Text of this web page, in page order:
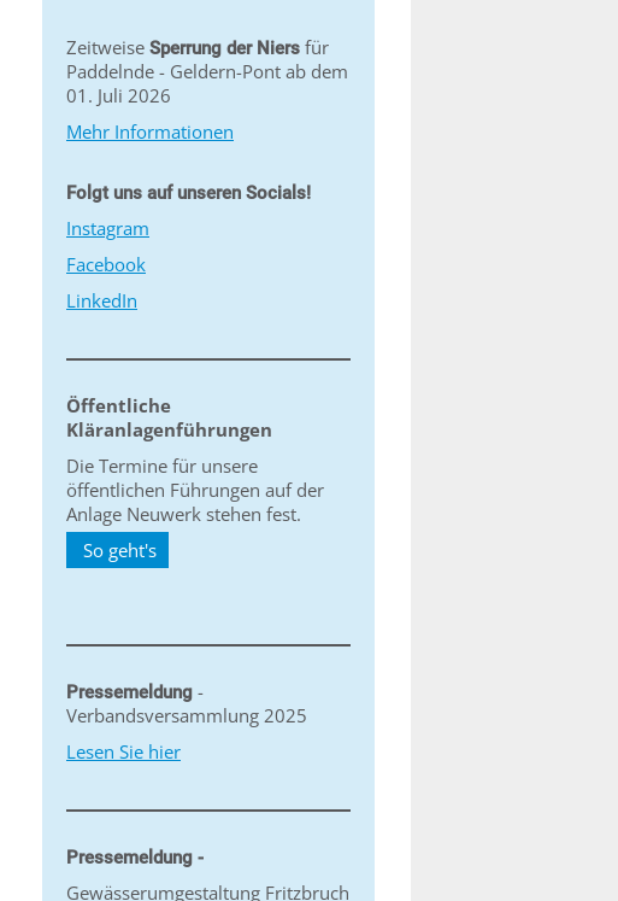
Zeitweise Sperrung der Niers für
Paddelnde - Geldern-Pont ab dem
01. Juli 2026
Mehr Informationen
Folgt uns auf unseren Socials!
Instagram
Facebook
LinkedIn
Öffentliche
Kläranlagenführungen
Die Termine für unsere
öffentlichen Führungen auf der
Anlage Neuwerk stehen fest.
So geht's
Pressemeldung -
Verbandsversammlung 2025
Lesen Sie hier
Pressemeldung -
Gewässerumgestaltung Fritzbruch